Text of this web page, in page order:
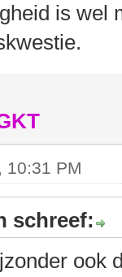
is wel
10:31 PM
schreef:
ook